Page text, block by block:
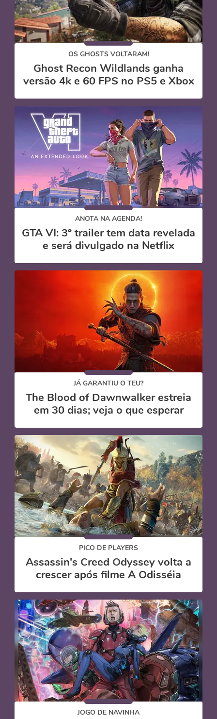
OS GHOSTS VOLTARAM!
Ghost Recon Wildlands ganha
versão 4k e 60 FPS no PS5 e Xbox
ANOTA NA AGENDA!
GTA VI: 3º trailer tem data revelada
e será divulgado na Netflix
JÁ GARANTIU O TEU?
The Blood of Dawnwalker estreia
em 30 dias; veja o que esperar
PICO DE PLAYERS
Assassin's Creed Odyssey volta a
crescer após filme A Odisséia
JOGO DE NAVINHA